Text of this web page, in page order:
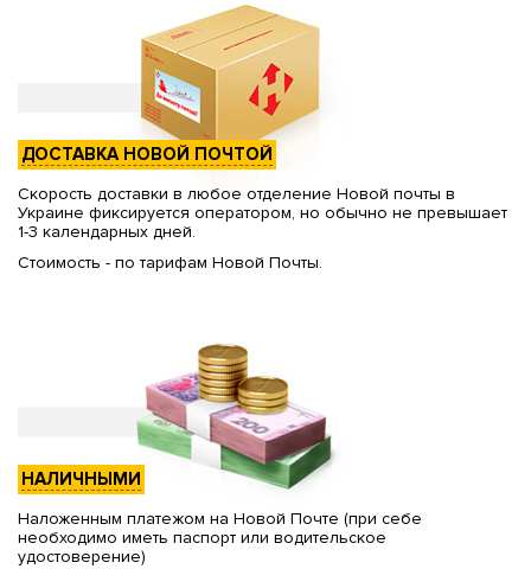
ДОСТАВКА НОВОЙ ПОЧТОЙ
Скорость доставки в любое отделение Новой почты в
Украине фиксируется оператором, но обычно не превышает
1-3 календарных дней.
Стоимость - по тарифам Новой Почты.
НАЛИЧНЫМИ
Наложенным платежом на Новой Почте (при себе
необходимо иметь паспорт или водительское
удостоверение)